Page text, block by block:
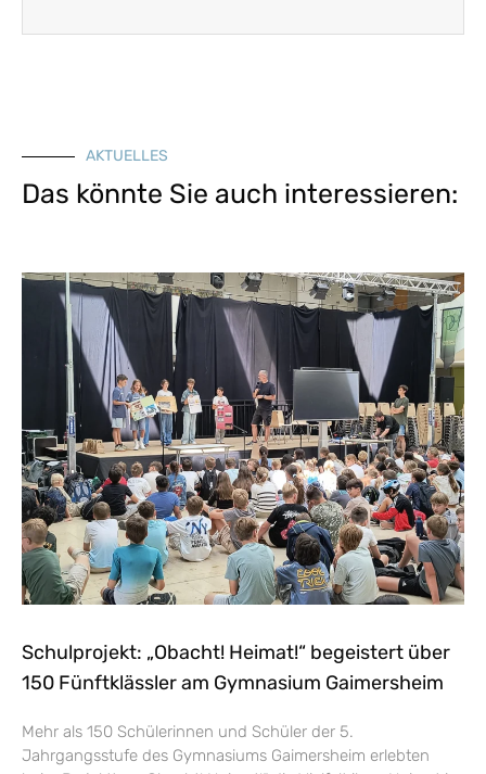
AKTUELLES
Das könnte Sie auch interessieren:
Schulprojekt: „Obacht! Heimat!“ begeistert über
150 Fünftklässler am Gymnasium Gaimersheim
Mehr als 150 Schülerinnen und Schüler der 5.
Jahrgangsstufe des Gymnasiums Gaimersheim erlebten